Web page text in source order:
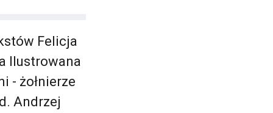
Felicja
Ilustrowana
- żołnierze
Andrzej